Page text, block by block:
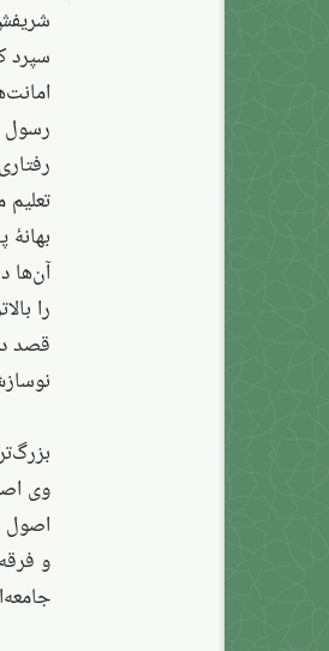
سپرد
رسول
آن‌ها
را
قصد
وی
اصول
و